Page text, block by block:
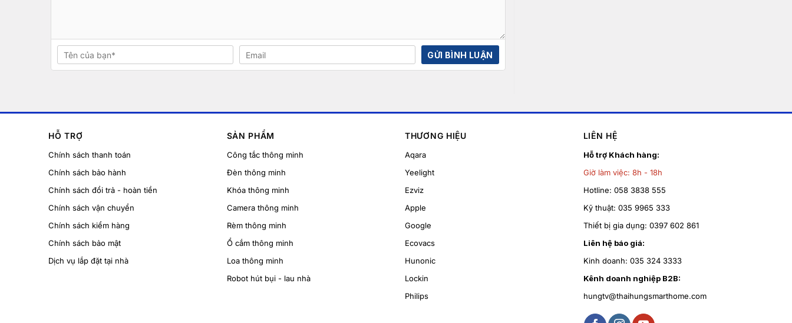
HỖ TRỢ
Chính sách thanh toán
Chính sách bảo hành
Chính sách đổi trả - hoàn tiền
Chính sách vận chuyển
Chính sách kiểm hàng
Chính sách bảo mật
Dịch vụ lắp đặt tại nhà
SẢN PHẨM
Công tắc thông minh
Đèn thông minh
Khóa thông minh
Camera thông minh
Rèm thông minh
Ổ cắm thông minh
Loa thông minh
Robot hút bụi - lau nhà
THƯƠNG HIỆU
Aqara
Yeelight
Ezviz
Apple
Google
Ecovacs
Hunonic
Lockin
Philips
LIÊN HỆ
Hỗ trợ Khách hàng:
Giờ làm việc: 8h - 18h
Hotline: 058 3838 555
Kỹ thuật: 035 9965 333
Thiết bị gia dụng: 0397 602 861
Liên hệ báo giá:
Kinh doanh: 035 324 3333
Kênh doanh nghiệp B2B:
hungtv@thaihungsmarthome.com